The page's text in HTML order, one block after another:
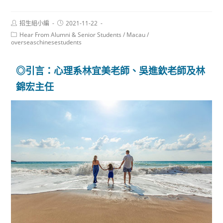
招生組小編
2021-11-22
Hear From Alumni & Senior Students / Macau/
overseaschinesestudents
◎引言：心理系林宜美老師、吳進欽老師及林
錦宏主任